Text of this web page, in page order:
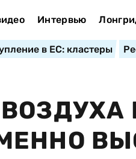
Интервью
в ЕС: кластеры